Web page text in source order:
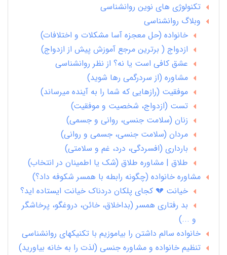
تکنولوژی های نوین روانشناسی
وبلاگ روانشناسی
خانواده (حل معجزه آسا مشکلات و اختلافات)
ازدواج ( برترین مرجع آموزش پیش از ازدواج)
عشق کافی است یا نه؟ از نظر روانشناسی
مشاوره (از سردرگمی رها شوید)
موفقیت (رازهایی که شما را به آینده میرساند)
تست (ازدواج، شخصیت و موفقیت)
زنان (سلامت جنسی، روانی و جسمی)
مردان (سلامت جنسی، جسمی و روانی)
بارداری (افسردگی، درد، غم و سلامتی)
طلاق | مشاوره طلاق (شک یا اطمینان در انتخاب)
مشاوره خانواده (چگونه رابطه با همسر شکوفه داد؟)
خیانت 💔 کجای پلکان دردناک خیانت ایستاده اید؟
بد رفتاری همسر (بداخلاق، خائن، دروغگو، پرخاشگر
و ...)
خانواده سالم داشتن را بیاموزیم با تکنیکهای روانشناسی
تنظیم خانواده و مشاوره جنسی (لذت را به خانه بیاورید)